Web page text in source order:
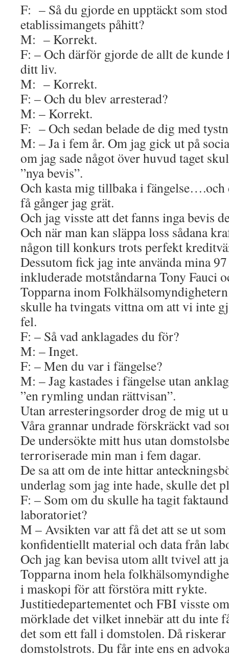
F: – Så du gjorde en upptäckt som
etablissimangets påhitt?
M: – Korrekt.
F: – Och därför gjorde de allt de
ditt liv.
M: – Korrekt.
F: – Och du blev arresterad?
M: – Korrekt.
F: – Och sedan belade de dig med
M: – Ja i fem år. Om jag gick ut på
om jag sade något över huvud taget
”nya bevis”.
Och kasta mig tillbaka i fängelse….och
få gånger jag grät.
Och jag visste att det fanns inga bevis
Och när man kan släppa loss sådana
någon till konkurs trots perfekt
Dessutom fick jag inte använda mina
inkluderade motståndarna Tony Fauci
Topparna inom
skulle ha tvingats vittna om att vi inte
fel.
F: – Så vad anklagades du för?
M: – Inget.
F: – Men du var i fängelse?
M: – Jag kastades i fängelse utan
”en rymling undan rättvisan”.
Utan arresteringsorder drog de mig ut
Våra grannar undrade förskräckt vad
De undersökte mitt hus utan
terroriserade min man i fem dagar.
De sa att om de inte hittar
underlag som jag inte hade, skulle det
F: – Som om du skulle ha tagit
laboratoriet?
M – Avsikten var att få det att se ut
konfidentiellt material och data från
Och jag kan bevisa utom allt tvivel att
Topparna inom hela
i maskopi för att förstöra mitt rykte.
Justitiedepartementet och FBI visste
mörklade det vilket innebär att du inte
det som ett fall i domstolen. Då riskerar
domstolstrots. Du får inte ens en